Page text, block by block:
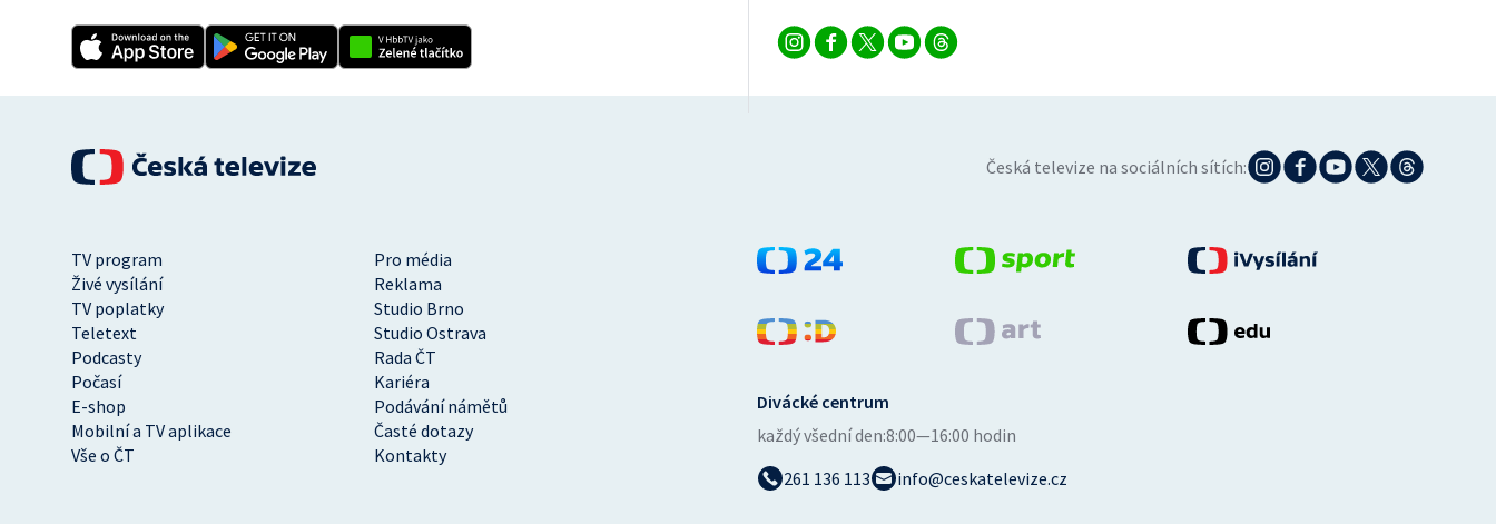
Česká televize na sociálních sítích:
TV program
Pro média
Živé vysílání
Reklama
TV poplatky
Studio Brno
Teletext
Studio Ostrava
Podcasty
Rada ČT
Počasí
Kariéra
E-shop
Podávání námětů
Mobilní a TV aplikace
Časté dotazy
Vše o ČT
Kontakty
Divácké centrum
každý všední den:8:00—16:00 hodin
261 136 113
info@ceskatelevize.cz